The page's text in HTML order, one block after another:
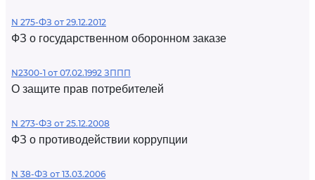
N 275-ФЗ от 29.12.2012
ФЗ о государственном оборонном заказе
N2300-1 от 07.02.1992 ЗППП
О защите прав потребителей
N 273-ФЗ от 25.12.2008
ФЗ о противодействии коррупции
N 38-ФЗ от 13.03.2006